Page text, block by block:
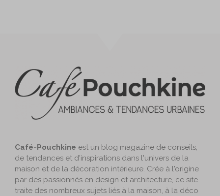
Café-Pouchkine est un blog magazine de conseils,
de tendances et d'inspirations dans l'univers de la
maison et de la décoration intérieure. Crée à l'origine
par des passionnés en design et architecture, ce site
traite des nombreux sujets liés à la maison, à la déco